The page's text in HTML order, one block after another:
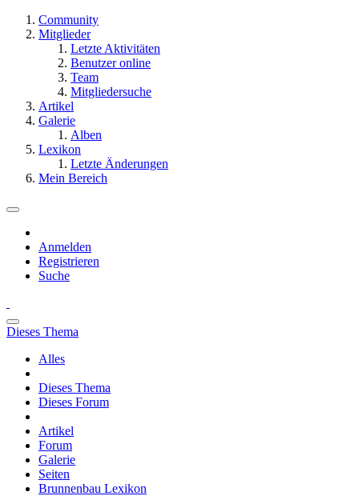
Community
Mitglieder
Letzte Aktivitäten
Benutzer online
Team
Mitgliedersuche
Artikel
Galerie
Alben
Lexikon
Letzte Änderungen
Mein Bereich
Anmelden
Registrieren
Suche
Dieses Thema
Alles
Dieses Thema
Dieses Forum
Artikel
Forum
Galerie
Seiten
Brunnenbau Lexikon